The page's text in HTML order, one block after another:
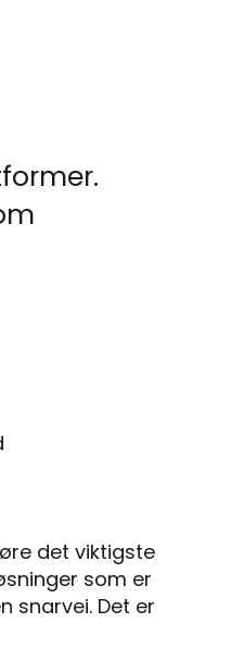
det viktigste
som er
snarvei. Det er